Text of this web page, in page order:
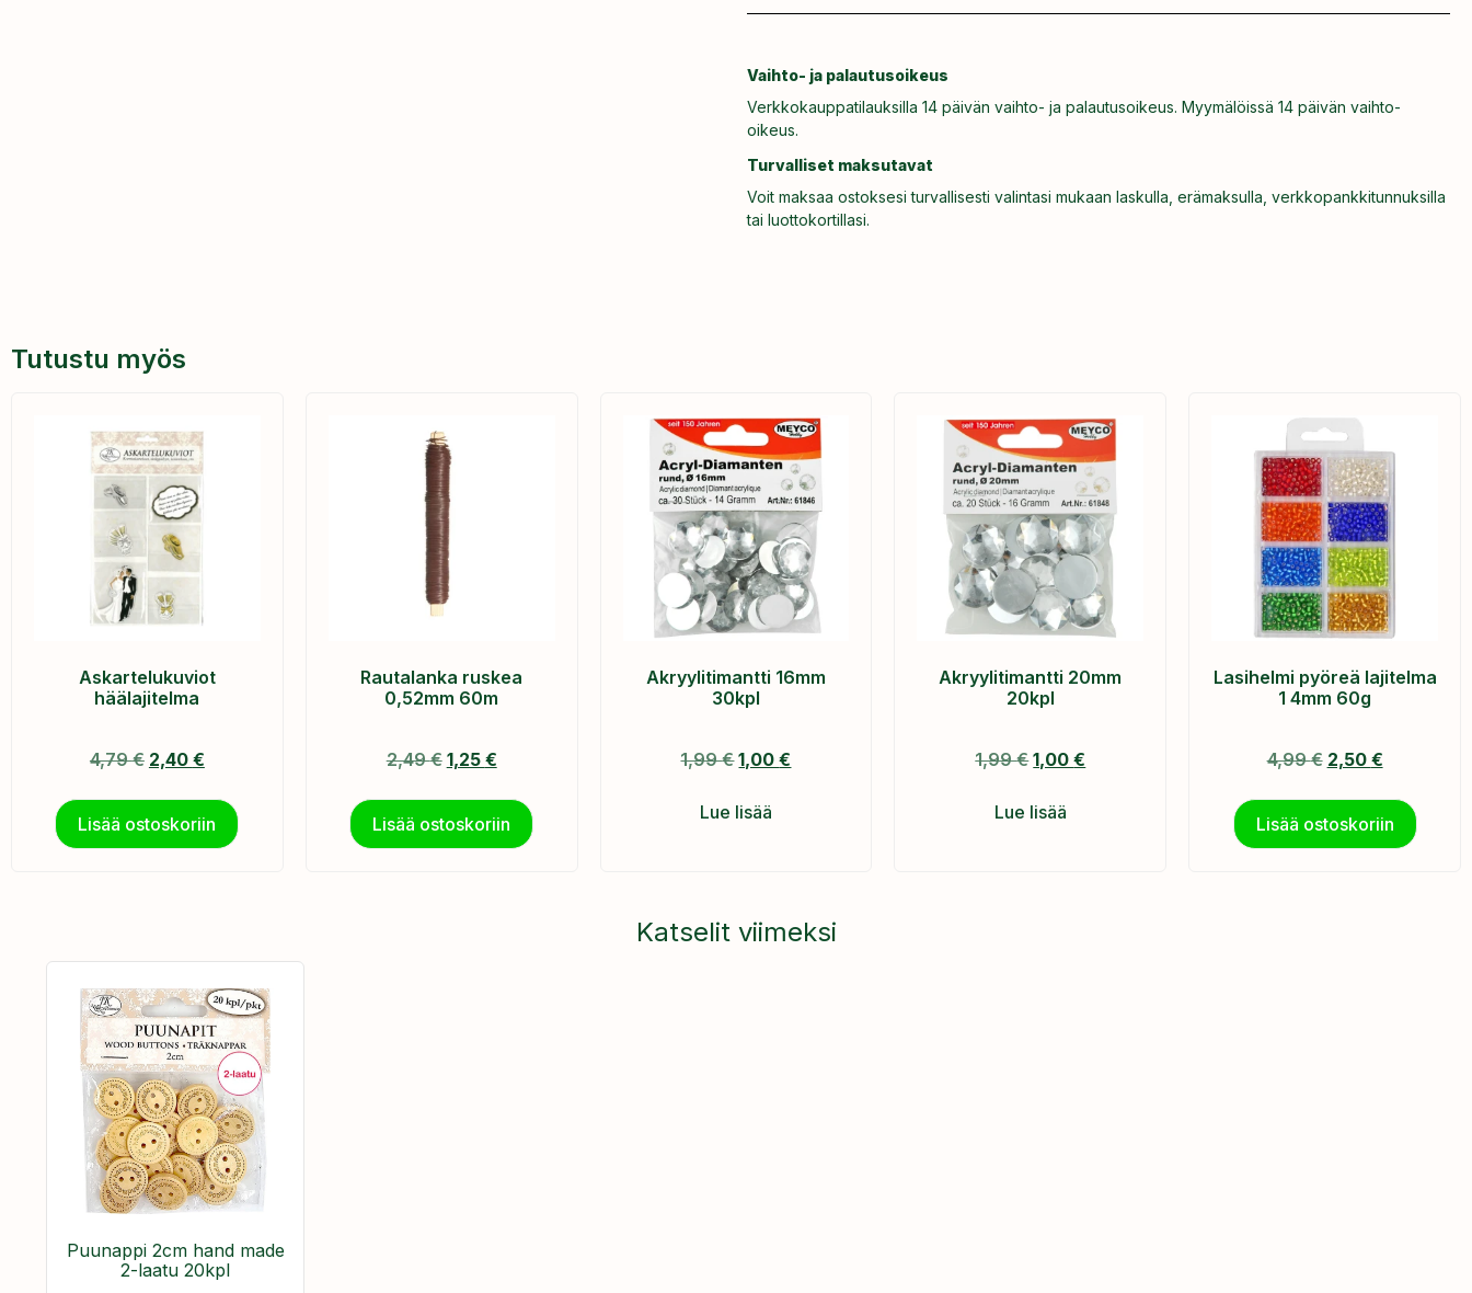
Vaihto- ja palautusoikeus
Verkkokauppatilauksilla 14 päivän vaihto- ja palautusoikeus. Myymälöissä 14 päivän vaihto-
oikeus.
Turvalliset maksutavat
Voit maksaa ostoksesi turvallisesti valintasi mukaan laskulla, erämaksulla, verkkopankkitunnuksilla
tai luottokortillasi.
Tutustu myös
Askartelukuviot
häälajitelma
4,79€ 2,40 €
Lisää ostoskoriin
Rautalanka ruskea
0,52mm 60m
2,49€ 1,25 €
Lisää ostoskoriin
Akryylitimantti 16mm
30kpl
1,99€ 1,00€
Lue lisää
Akryylitimantti 20mm
20kpl
1,99€ 1,00€
Lue lisää
Lasihelmi pyöreä lajitelma
1 4mm 60g
4,99€ 2,50 €
Lisää ostoskoriin
Katselit viimeksi
Puunappi 2cm hand made
2-laatu 20kpl